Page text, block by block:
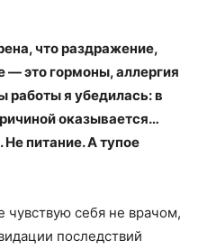
что раздражение,
— это гормоны, аллергия
работы я убедилась: в
оказывается…
питание. А тупое
себя не врачом,
последствий